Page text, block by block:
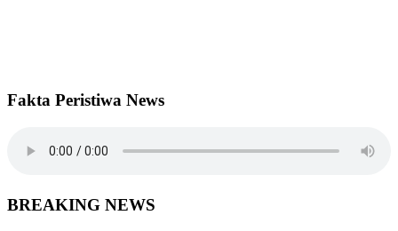
Fakta Peristiwa News
BREAKING NEWS